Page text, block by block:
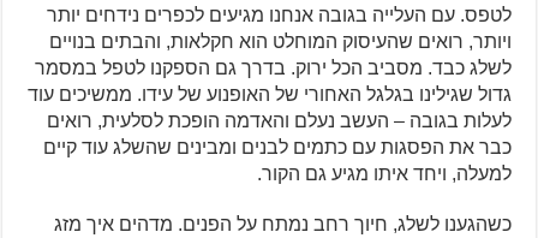
לטפס. עם העלייה בגובה אנחנו מגיעים לכפרים נידחים יותר
ויותר, רואים שהעיסוק המוחלט הוא חקלאות, והבתים בנויים
לשלג כבד. מסביב הכל ירוק. בדרך גם הספקנו לטפל במסמר
גדול שגילינו בגלגל האחורי של האופנוע של עידו. ממשיכים עוד
לעלות בגובה – העשב נעלם והאדמה הופכת לסלעית, רואים
כבר את הפסגות עם כתמים לבנים ומבינים שהשלג עוד קיים
למעלה, ויחד איתו מגיע גם הקור.
כשהגענו לשלג, חיוך רחב נמתח על הפנים. מדהים איך מזג